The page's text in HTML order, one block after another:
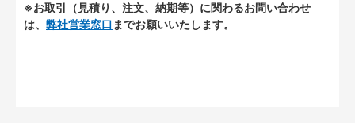
※お取引（見積り、注文、納期等）に関わるお問い合わせ
は、 弊社営業窓口 までお願いいたします。